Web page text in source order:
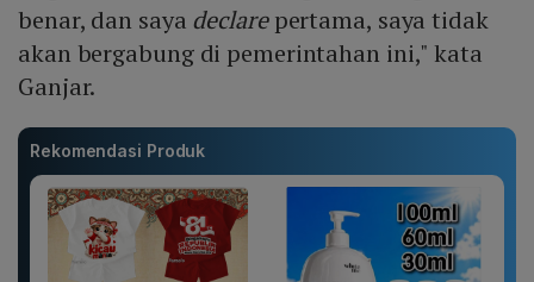
benar, dan saya declarepertama, saya tidak
akan bergabung di pemerintahan ini," kata
Ganjar.
Rekomendasi Produk